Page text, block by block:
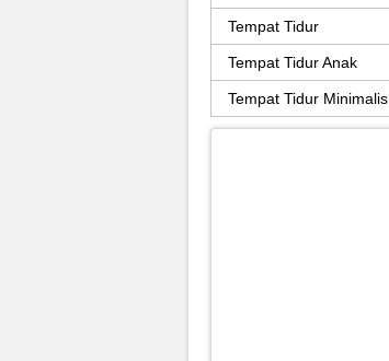
Tempat Tidur
Tempat Tidur Anak
Tempat Tidur Minimalis